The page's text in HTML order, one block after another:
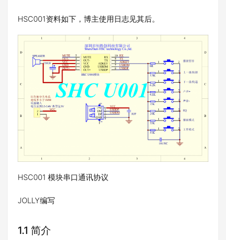
HSC001资料如下，博主使用日志见其后。
HSC001 模块串口通讯协议
JOLLY编写
1.1 简介